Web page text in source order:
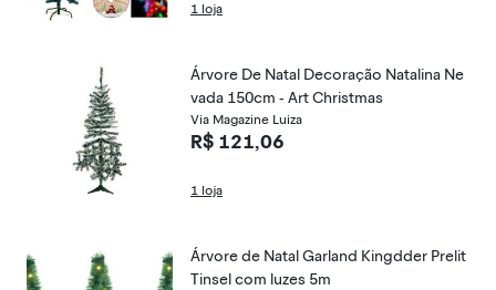
1 loja
Árvore De Natal Decoração Natalina Ne
vada 150cm - Art Christmas
Via Magazine Luiza
R$ 121,06
1 loja
Árvore de Natal Garland Kingdder Prelit
Tinsel com luzes 5m